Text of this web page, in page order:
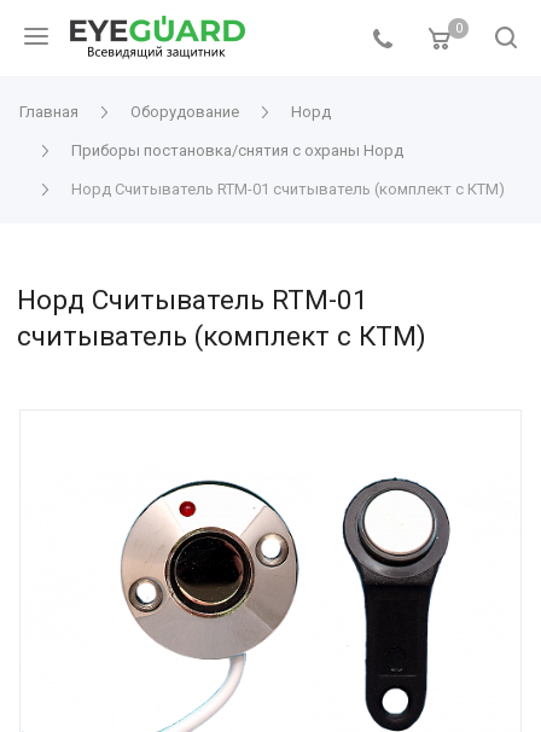
0
Главная Оборудование Норд
Приборы постановка/снятия с охраны Норд
Норд Считыватель RTM-01 считыватель (комплект с КТМ)
Норд Считыватель RTM-01
считыватель (комплект с КТМ)